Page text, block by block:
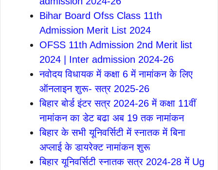
Bihar Board Ofss Class 11th
Admission Merit List 2024
OFSS 11th Admission 2nd Merit list
2024 | Inter admission 2024-26
नवोदय विधायक में कक्षा 6 में नामांकन के लिए
ऑनलाइन शुरू- सत्र 2025-26
बिहार बोर्ड इंटर सत्र 2024-26 में कक्षा 11वीं
नामांकन का डेट बढा अब 19 तक नामांकन
बिहार के सभी यूनिवर्सिटी में स्नातक में बिना
अप्लाई के डायरेक्ट नामांकन शुरू
बिहार यूनिवर्सिटी स्नातक सत्र 2024-28 में Ug